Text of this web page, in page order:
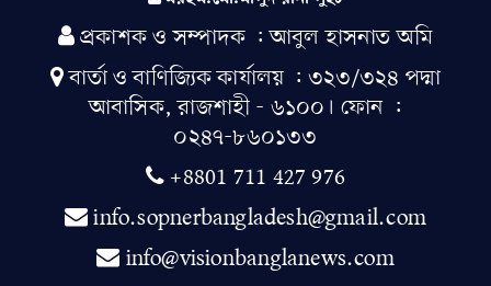
নের্তৃবৃন্দের উদ্যোগে ইফতার ও দোয়া
মাহফিল অনুষ্ঠিত
ময়মনসিংহে ফুলপুরে বিএনপির
উদ্যোগে এক দোয়া মাহফিল ও
ইফতার পার্টি অনুষ্ঠিত
বিএমডিএ শ্রমিক কর্মচারী ইউনিয়নের
বার্ষিক সাধারণ সভা ও ইফতার
মাহফিল
প্রকাশক ও সম্পাদক : আবুল হাসনাত অমি
বার্তা ও বাণিজ্যিক কার্যালয় : ৩২৩/৩২৪ পদ্মা
আবাসিক, রাজশাহী - ৬১০০। ফোন :
০২৪৭-৮৬০১৩৩
+8801 711 427 976
info.sopnerbangladesh@gmail.com
info@visionbanglanews.com